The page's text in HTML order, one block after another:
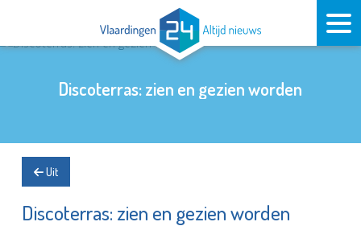
Discoterras: zien en gezien worden
Uit
Discoterras: zien en gezien worden